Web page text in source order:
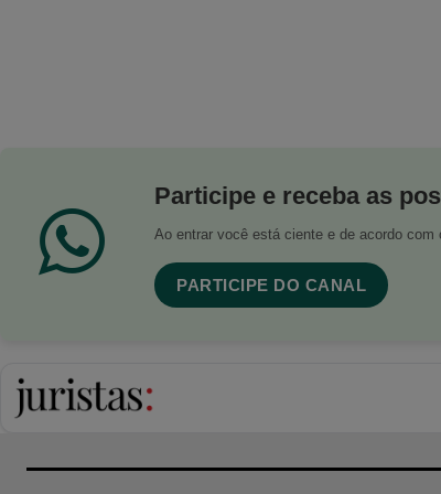
Participe e receba as
Ao entrar você está ciente e de acordo com
PARTICIPE DO CANAL